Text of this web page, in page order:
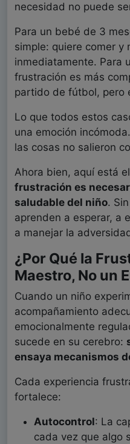
necesidad no puede
Para un bebé de 3
simple: quiere comer y
inmediatamente. Para
frustración es más
partido de fútbol, pero
Lo que todos estos
una emoción
las cosas no salieron
Ahora bien, aquí está
frustración es
saludable del niño.
aprenden a esperar, a
a manejar la
¿Por Qué la
Maestro, No un
Cuando un niño
acompañamiento
emocionalmente
sucede en su cerebro:
ensaya mecanismos
Cada experiencia
fortalece:
Autocontrol: La
cada vez que algo